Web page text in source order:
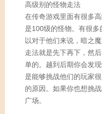
高级别的怪物走法
在传奇游戏里面有很多
是100级的怪物。有很
以对于他们来说，暗之
走法就是先下再下，然
单的。越到后期你会发
是能够挑战他们的玩家
的原因。如果你也想挑
广场。